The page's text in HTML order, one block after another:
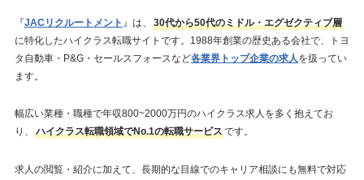
『JACリクルートメント 』は、
30代から50代のミドル・エグゼクティブ層
に特化したハイクラス転職サイトです。1988年創業の歴史ある会社で、トヨ
タ自動車・P&G・セールスフォースなど各業界トップ企業の求人 を扱ってい
ます。
幅広い業種・職種で年収800~2000万円のハイクラス求人を多く抱えてお
り、
ハイクラス転職領域でNo.1の転職サービスです。
求人の閲覧・紹介に加えて、長期的な目線でのキャリア相談にも無料で対応